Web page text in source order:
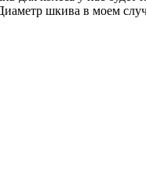
шкива в моем